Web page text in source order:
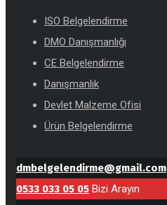
ISO Belgelendirme
DMO Danışmanlığı
CE Belgelendirme
Danışmanlık
Devlet Malzeme Ofisi
Ürün Belgelendirme
dmbelgelendirme@gmail.com
0533 033 05 05 Bizi Arayın